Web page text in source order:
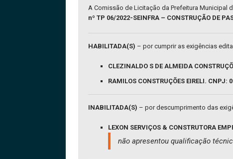
A Comissão de Licitação da Prefeitura Municipal
nº TP 06/2022-SEINFRA – CONSTRUÇÃO DE
HABILITADA(S) – por cumprir as exigências
CLEZINALDO S DE ALMEIDA
RAMILOS CONSTRUÇÕES EIRELI. CNPJ:
INABILITADA(S) – por descumprimento das
LEXON SERVIÇOS & CONSTRUTORA
não apresentou qualificação